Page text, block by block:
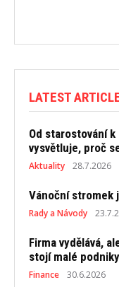
LATEST
Od starostování k
vysvětluje, proč
Aktuality 28.7.2026
Vánoční stromek
Rady a Návody
Firma vydělává,
stojí malé
Finance 30.6.2026